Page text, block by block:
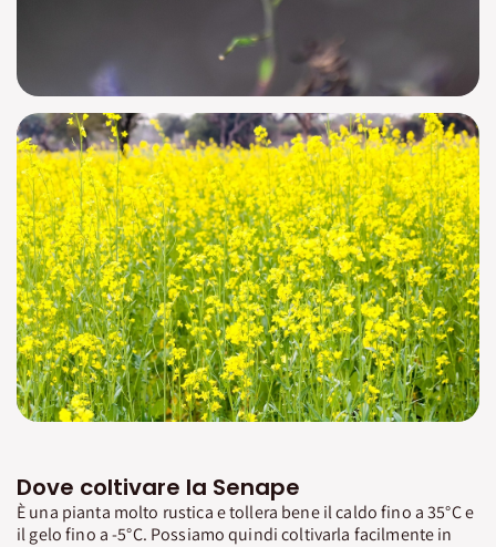
Dove coltivare la Senape
È una pianta molto rustica e tollera bene il caldo fino a 35°C e
il gelo fino a -5°C. Possiamo quindi coltivarla facilmente in